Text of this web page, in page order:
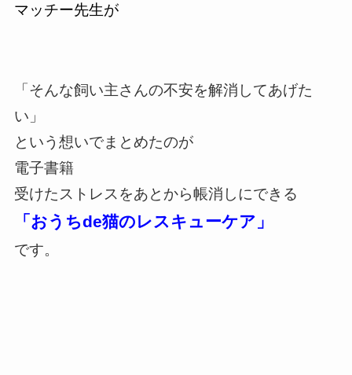
マッチー先生が
「そんな飼い主さんの不安を解消してあげた
い」
という想いでまとめたのが
電子書籍
受けたストレスをあとから帳消しにできる
「おうちde猫のレスキューケア」
です。